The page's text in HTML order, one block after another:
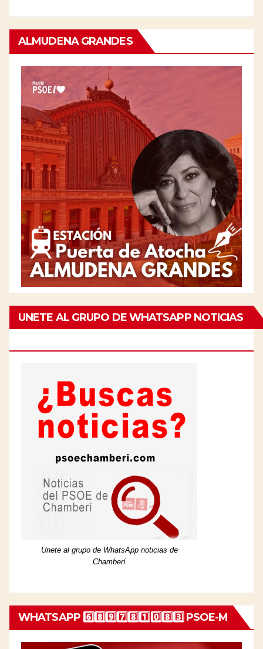
ALMUDENA GRANDES
UNETE AL GRUPO DE WHATSAPP NOTICIAS
Unete al grupo de WhatsApp noticias de
Chamberí
WHATSAPP 6️⃣8️⃣9️⃣7️⃣8️⃣1️⃣0️⃣8️⃣3️⃣ PSOE-M